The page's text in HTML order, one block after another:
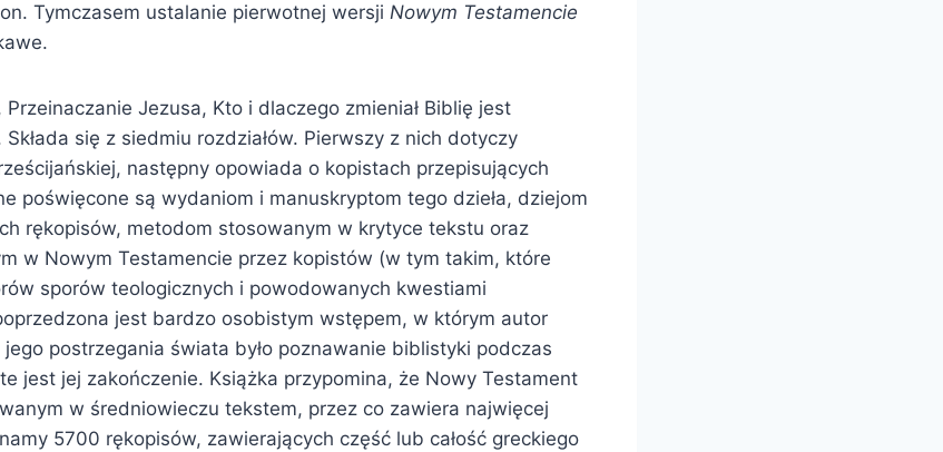
Tymczasem ustalanie pierwotnej wersji Nowym Testamencie
Jezusa, Kto i dlaczego zmieniał Biblię jest
się z siedmiu rozdziałów. Pierwszy z nich dotyczy
następny opowiada o kopistach przepisujących
poświęcone są wydaniom i manuskryptom tego dzieła, dziejom
rękopisów, metodom stosowanym w krytyce tekstu oraz
w Nowym Testamencie przez kopistów (w tym takim, które
sporów teologicznych i powodowanych kwestiami
jest bardzo osobistym wstępem, w którym autor
postrzegania świata było poznawanie biblistyki podczas
jest jej zakończenie. Książka przypomina, że Nowy Testament
w średniowieczu tekstem, przez co zawiera najwięcej
5700 rękopisów, zawierających część lub całość greckiego